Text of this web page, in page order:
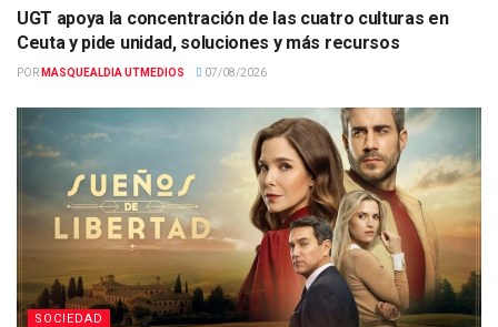
UGT apoya la concentración de las cuatro culturas en
Ceuta y pide unidad, soluciones y más recursos
POR MASQUEALDIA UTMEDIOS 07/08/2026
SOCIEDAD